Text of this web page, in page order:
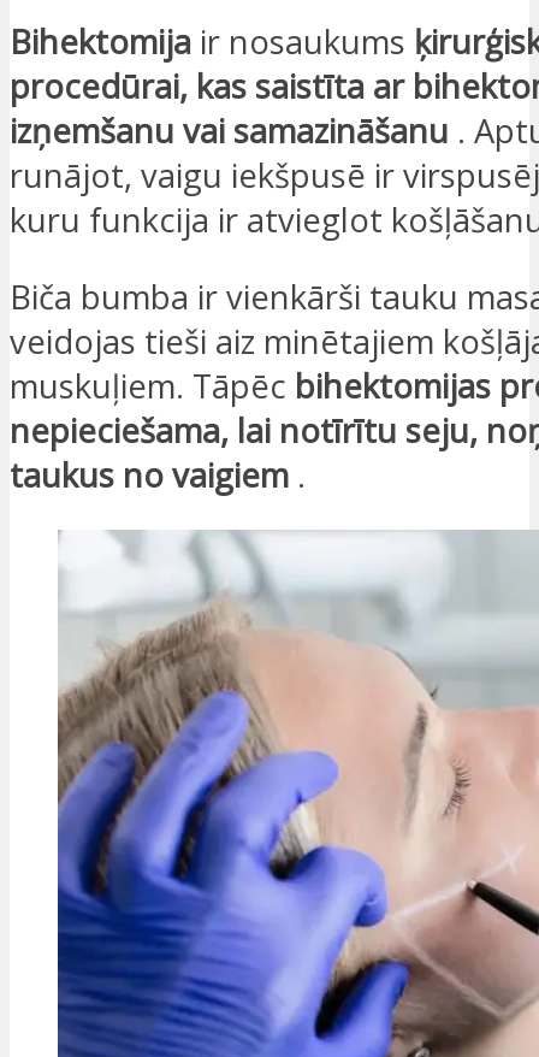
Bihektomija ir nosaukums
procedūrai, kas saistīta ar
izņemšanu vai samazināšanu .
runājot, vaigu iekšpusē ir
kuru funkcija ir atvieglot
Biča bumba ir vienkārši tauku
veidojas tieši aiz minētajiem
muskuļiem. Tāpēc bihektomijas
nepieciešama, lai notīrītu seju,
taukus no vaigiem .